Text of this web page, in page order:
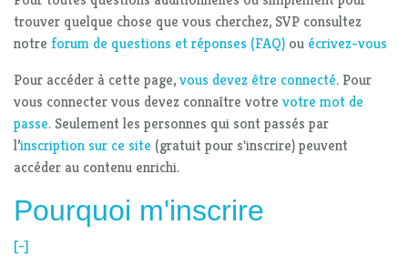
trouver quelque chose que vous cherchez, SVP consultez
notre forum de questions et réponses (FAQ) ou écrivez-vous
Pour accéder à cette page,vous devez être connecté. Pour
vous connecter vous devez connaître votre votre mot de
passe. Seulement les personnes qui sont passés par
l’inscription sur ce site (gratuit pour s'inscrire) peuvent
accéder au contenu enrichi.
Pourquoi m'inscrire
[-]